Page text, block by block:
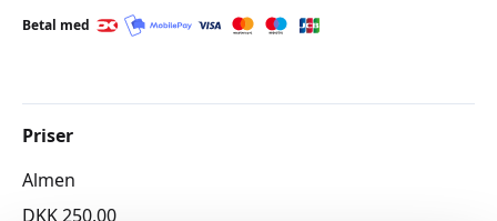
Betal med
Priser
Almen
DKK 250,00